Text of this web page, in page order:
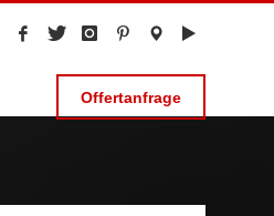
Offertanfrage